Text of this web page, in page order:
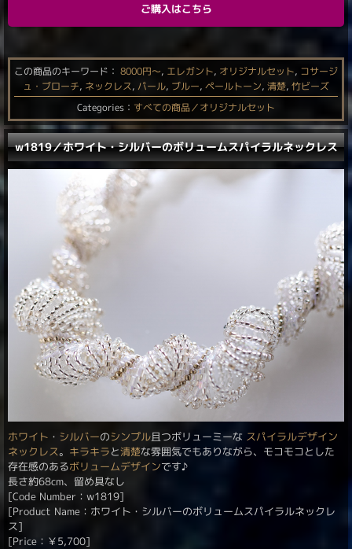
ご購入はこちら
この商品のキーワード： 8000円〜, エレガント, オリジナルセット, コサージ
ュ・ブローチ, ネックレス, パール, ブルー, ペールトーン, 清楚, 竹ビーズ
Categories： すべての商品／オリジナルセット
w1819／ホワイト・シルバーのボリュームスパイラルネックレス
ホワイト ・ シルバーのシンプル且つボリューミーな スパイラルデザイン
ネックレス。 キラキラと清楚な雰囲気でもありながら、モコモコとした
存在感のあるボリュームデザインです♪
長さ約68cm、留め具なし
[Code Number：w1819]
[Product Name：ホワイト・シルバーのボリュームスパイラルネックレ
ス]
[Price： ￥5,700]